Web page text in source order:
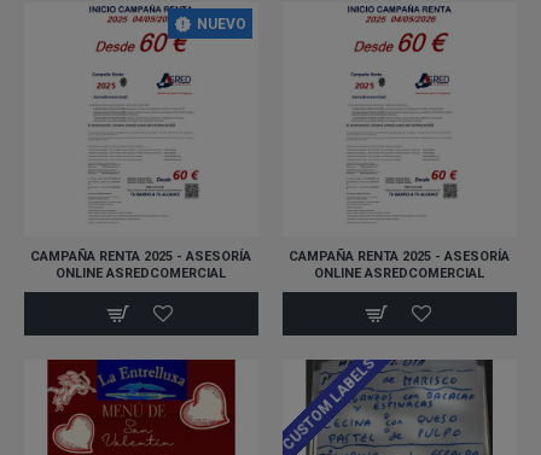
NUEVO
CAMPAÑA RENTA 2025 - ASESORÍA
ONLINE ASREDCOMERCIAL
CAMPAÑA RENTA 2025 - ASESORÍA
ONLINE ASREDCOMERCIAL
CUSTOM LABELS